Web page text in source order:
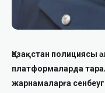
Қазақстан полициясы
платформаларда
жарнамаларға